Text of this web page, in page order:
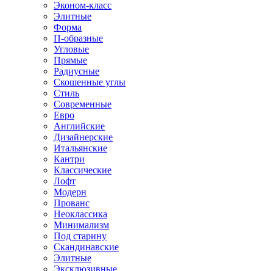
Эконом-класс
Элитные
Форма
П-образные
Угловые
Прямые
Радиусные
Скошенные углы
Стиль
Современные
Евро
Английские
Дизайнерские
Итальянские
Кантри
Классические
Лофт
Модерн
Прованс
Неоклассика
Минимализм
Под старину
Скандинавские
Элитные
Эксклюзивные